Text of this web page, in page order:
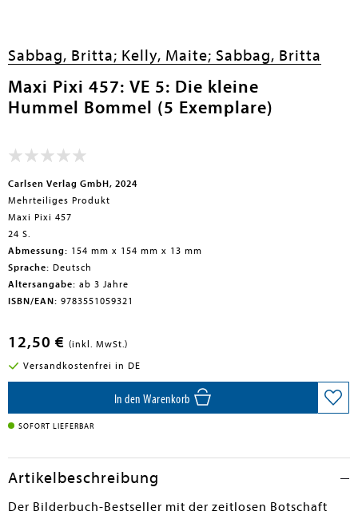
submenu
submenu
submenu
submenu
Sabbag, Britta; Kelly, Maite; Sabbag, Britta
Maxi Pixi 457: VE 5: Die kleine
Hummel Bommel (5 Exemplare)
Carlsen Verlag GmbH, 2024
Mehrteiliges Produkt
Maxi Pixi 457
24 S.
Abmessung: 154 mm x 154 mm x 13 mm
Sprache: Deutsch
Altersangabe: ab 3 Jahre
ISBN/EAN: 9783551059321
12,50 € (inkl. MwSt.)
Versandkostenfrei in DE
In den Warenkorb
SOFORT LIEFERBAR
Artikelbeschreibung
Der Bilderbuch-Bestseller mit der zeitlosen Botschaft